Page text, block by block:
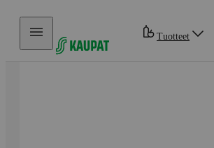
Hyppää sisältöön
Tuotteet